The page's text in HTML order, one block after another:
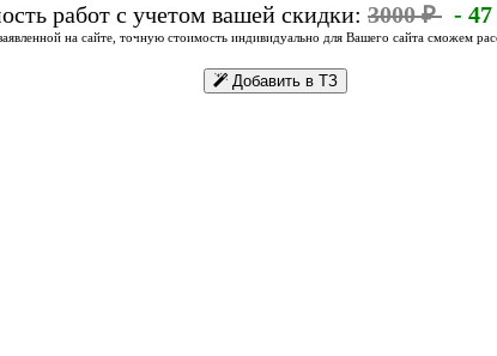
работ с учетом вашей скидки: 3000 ₽ -
на сайте, точную стоимость индивидуально для Вашего сайта сможем
Добавить в ТЗ